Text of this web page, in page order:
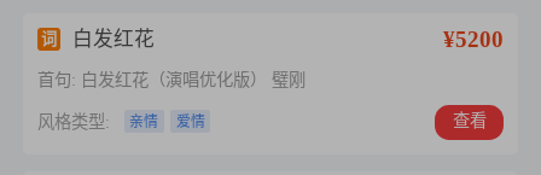
词 白发红花 ¥5200
首句: 白发红花（演唱优化版） 璧刚
风格类型: 亲情 爱情 查看